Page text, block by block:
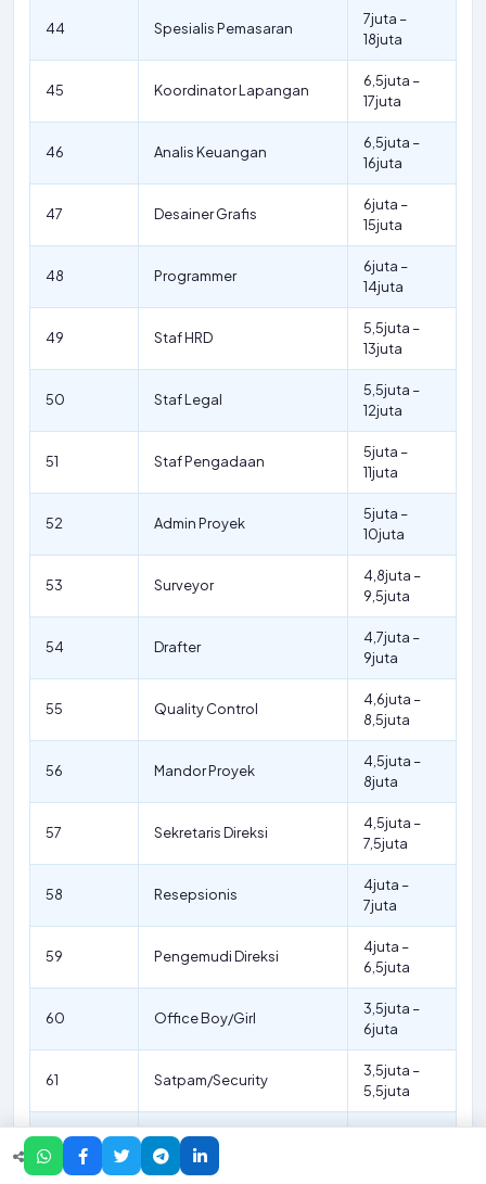
44 Spesialis Pemasaran
7juta –
18juta
45 Koordinator Lapangan
6,5juta –
17juta
46 Analis Keuangan
6,5juta –
16juta
47 Desainer Grafis
6juta –
15juta
48 Programmer
6juta –
14juta
49 Staf HRD
5,5juta –
13juta
50 Staf Legal
5,5juta –
12juta
51 Staf Pengadaan
5juta –
11juta
52 Admin Proyek
5juta –
10juta
53 Surveyor
4,8juta –
9,5juta
54 Drafter
4,7juta –
9juta
55 Quality Control
4,6juta –
8,5juta
56 Mandor Proyek
4,5juta –
8juta
57 Sekretaris Direksi
4,5juta –
7,5juta
58 Resepsionis
4juta –
7juta
59 Pengemudi Direksi
4juta –
6,5juta
60 Office Boy/Girl
3,5juta –
6juta
61 Satpam/Security
3,5juta –
5,5juta
62 Junior Arsitek
5juta –